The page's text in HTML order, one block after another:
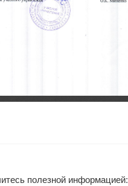
полезной информацией: